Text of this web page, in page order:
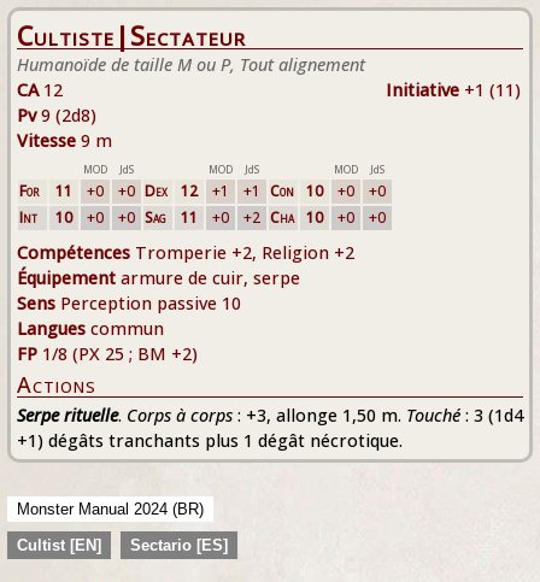
Cultiste|Sectateur
Humanoïde de taille M ou P, Tout alignement
Initiative +1 (11)
CA12
Pv9 (2d8)
Vitesse 9 m
MOD JdS MOD JdS MOD JdS
For 11 +0 +0 Dex 12 +1 +1 Con 10 +0
+0
Int
10 +0 +0 Sag 11 +0 +2 Cha 10 +0 +0
Compétences Tromperie +2, Religion +2
Équipement armure de cuir, serpe
Sens Perception passive 10
Langues commun
FP 1/8 (PX 25 ; BM +2)
Actions
Serpe rituelle. Corps à corps : +3, allonge 1,50 m. Touché : 3 (1d4
+1) dégâts tranchants plus 1 dégât nécrotique.
Monster Manual 2024 (BR)
Cultist [EN]
Sectario [ES]